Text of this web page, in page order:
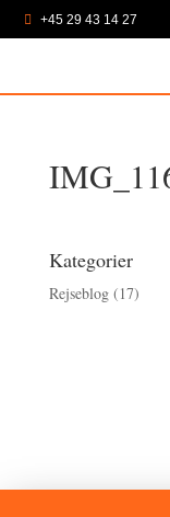
+45 29 43 14 27
Kategorier
Rejseblog(17)